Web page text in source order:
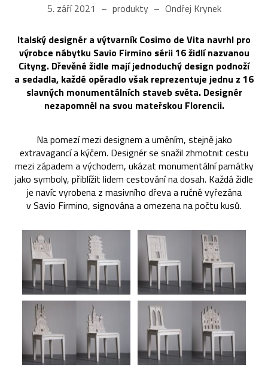
5. září 2021 produkty Ondřej Krynek
Italský designér a výtvarník Cosimo de Vita navrhl pro
výrobce nábytku Savio Firmino sérii 16 židlí nazvanou
Cityng. Dřevěné židle mají jednoduchý design podnoží
a sedadla, každé opěradlo však reprezentuje jednu z 16
slavných monumentálních staveb světa. Designér
nezapomněl na svou mateřskou Florencii.
Na pomezí mezi designem a uměním, stejně jako
extravagancí a kýčem. Designér se snažil zhmotnit cestu
mezi západem a východem, ukázat monumentální památky
jako symboly, přiblížit lidem cestování na dosah. Každá židle
je navíc vyrobena z masivního dřeva a ručně vyřezána
v Savio Firmino, signována a omezena na počtu kusů.